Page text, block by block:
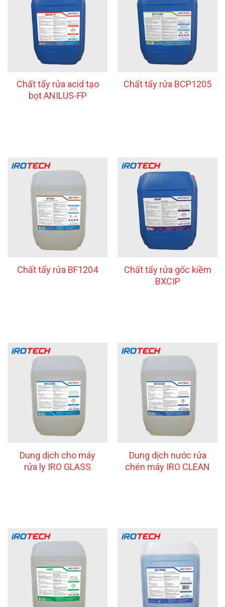
Chất tẩy rửa acid tạo
bọt ANILUS-FP
Chất tẩy rửa BCP1205
Chất tẩy rửa BF1204
Chất tẩy rửa gốc kiềm
BXCIP
Dung dịch cho máy
rửa ly IRO GLASS
Dung dịch nước rửa
chén máy IRO CLEAN